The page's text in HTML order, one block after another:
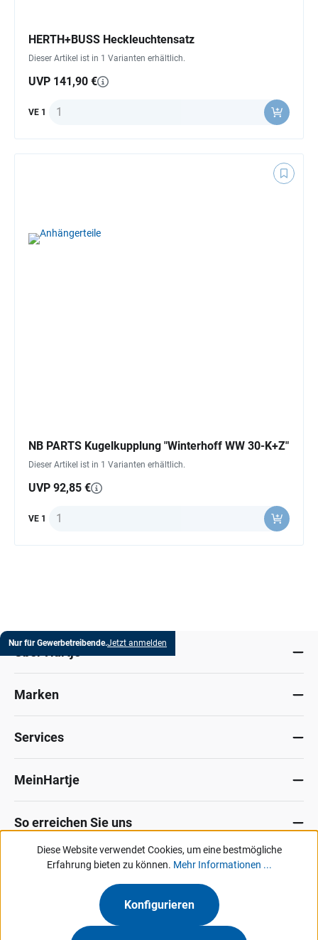
HERTH+BUSS Heckleuchtensatz
Dieser Artikel ist in 1 Varianten erhältlich.
UVP 141,90 €
VE 1 Anzahl
NB PARTS Kugelkupplung "Winterhoff WW 30-K+Z"
Dieser Artikel ist in 1 Varianten erhältlich.
UVP 92,85 €
VE 1 Anzahl
Nur für Gewerbetreibende.Jetzt anmelden
Marken
Services
MeinHartje
So erreichen Sie uns
Datenschutz ImpressumAllg. Verkaufsbedingungen
KontaktHinweisgeber-Portal
Unsere Angebote & Services richten sich ausschließlich an Industrie, Handel,
Diese Website verwendet Cookies, um eine bestmögliche
Erfahrung bieten zu können. Mehr Informationen ...
Konfigurieren